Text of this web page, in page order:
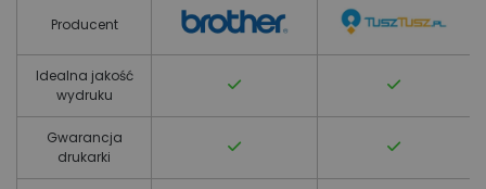
Producent
Idealna jakość
wydruku
Gwarancja
drukarki